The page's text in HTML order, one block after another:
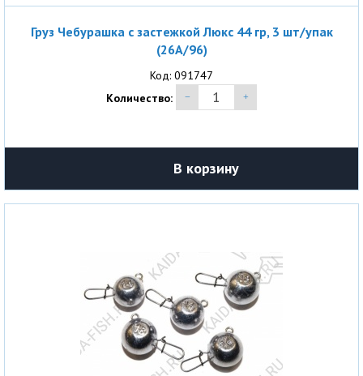
Груз Чебурашка с застежкой Люкс 44 гр, 3 шт/упак
(26A/96)
Код: 091747
Количество:
В корзину